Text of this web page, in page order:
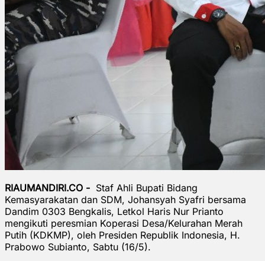
RIAUMANDIRI.CO - Staf Ahli Bupati Bidang
Kemasyarakatan dan SDM, Johansyah Syafri bersama
Dandim 0303 Bengkalis, Letkol Haris Nur Prianto
mengikuti peresmian Koperasi Desa/Kelurahan Merah
Putih (KDKMP), oleh Presiden Republik Indonesia, H.
Prabowo Subianto, Sabtu (16/5).